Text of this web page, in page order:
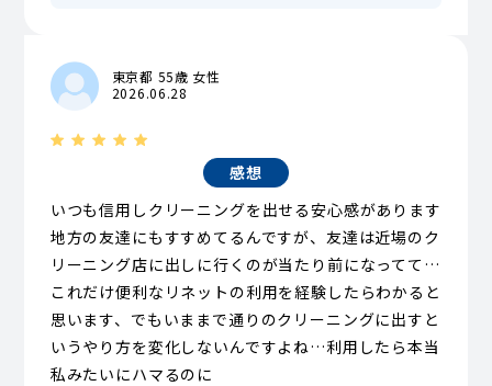
東京都 55歳 女性
2026.06.28
感想
いつも信用しクリーニングを出せる安心感があります
地方の友達にもすすめてるんですが、友達は近場のク
リーニング店に出しに行くのが当たり前になってて…
これだけ便利なリネットの利用を経験したらわかると
思います、でもいままで通りのクリーニングに出すと
いうやり方を変化しないんですよね…利用したら本当
私みたいにハマるのに